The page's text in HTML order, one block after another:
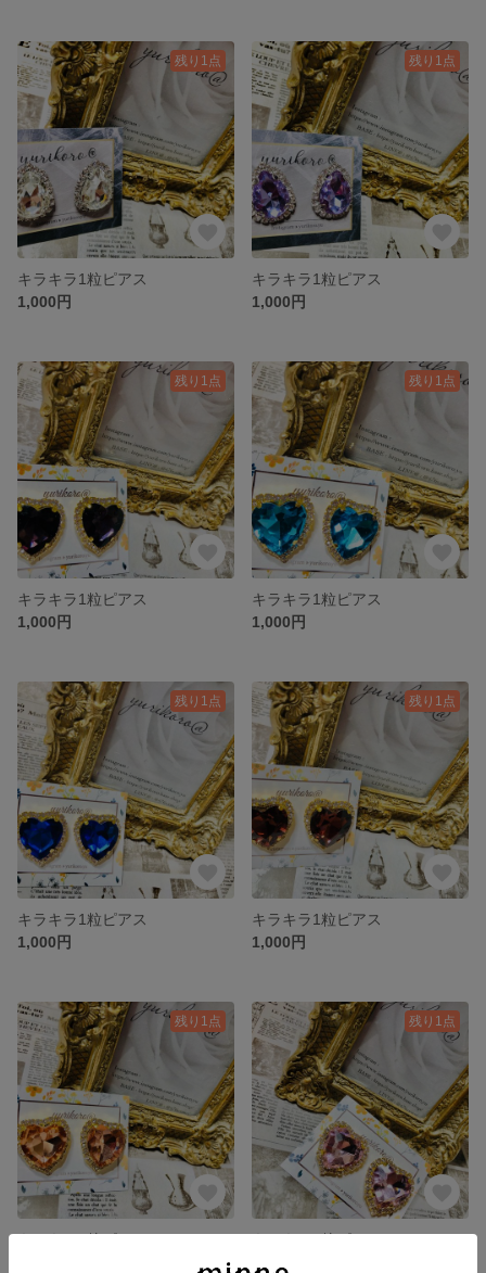
残り1点
キラキラ1粒ピアス
1,000円
残り1点
キラキラ1粒ピアス
1,000円
残り1点
キラキラ1粒ピアス
1,000円
残り1点
キラキラ1粒ピアス
1,000円
残り1点
キラキラ1粒ピアス
1,000円
残り1点
キラキラ1粒ピアス
1,000円
残り1点
キラキラ1粒ピアス
残り1点
キラキラ1粒ピアス